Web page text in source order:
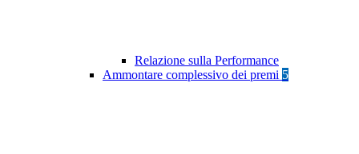
Relazione sulla Performance
Ammontare complessivo dei premi 5